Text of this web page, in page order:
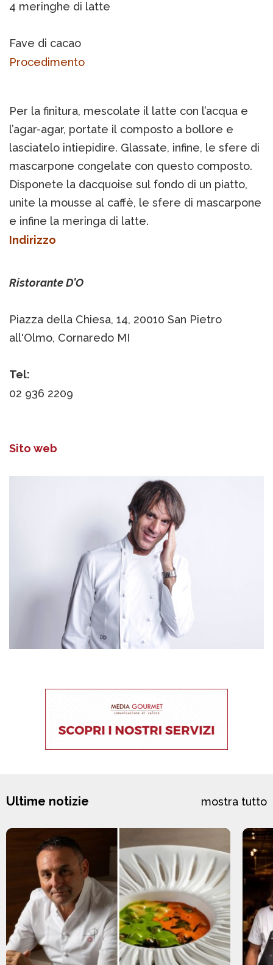
4 meringhe di latte
Fave di cacao
Procedimento
Per la finitura, mescolate il latte con l’acqua e
l’agar-agar, portate il composto a bollore e
lasciatelo intiepidire. Glassate, infine, le sfere di
mascarpone congelate con questo composto.
Disponete la dacquoise sul fondo di un piatto,
unite la mousse al caffè, le sfere di mascarpone
e infine la meringa di latte.
Indirizzo
Ristorante D'O
Piazza della Chiesa, 14, 20010 San Pietro
all'Olmo, Cornaredo MI
Tel:
02 936 2209
Sito web
Ultime notizie mostra tutto